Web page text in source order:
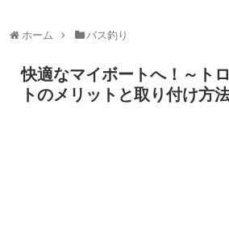
ホーム バス釣り
快適なマイボートへ！～ト
トのメリットと取り付け方